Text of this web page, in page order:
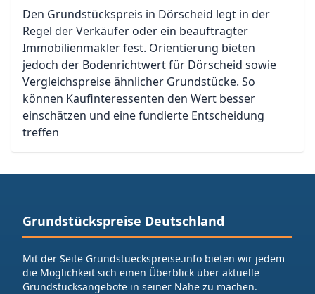
Den Grundstückspreis in Dörscheid legt in der
Regel der Verkäufer oder ein beauftragter
Immobilienmakler fest. Orientierung bieten
jedoch der Bodenrichtwert für Dörscheid sowie
Vergleichspreise ähnlicher Grundstücke. So
können Kaufinteressenten den Wert besser
einschätzen und eine fundierte Entscheidung
treffen
Grundstückspreise Deutschland
Mit der Seite Grundstueckspreise.info bieten wir jedem
die Möglichkeit sich einen Überblick über aktuelle
Grundstücksangebote in seiner Nähe zu machen.